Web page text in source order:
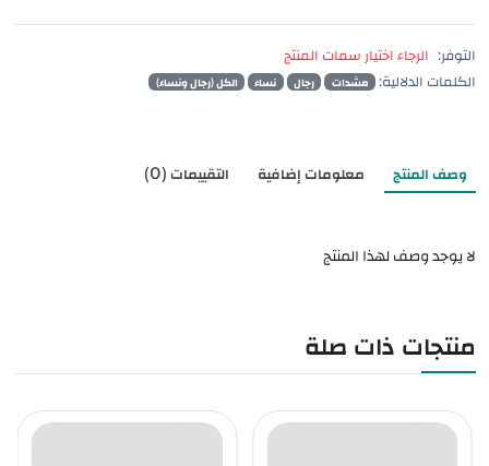
التوفر:
الرجاء اختيار سمات المنتج
الكلمات الدلالية:
مشدات رجال نساء الكل (رجال ونساء)
وصف المنتج معلومات إضافية التقييمات (0)
لا يوجد وصف لهذا المنتج
منتجات ذات صلة